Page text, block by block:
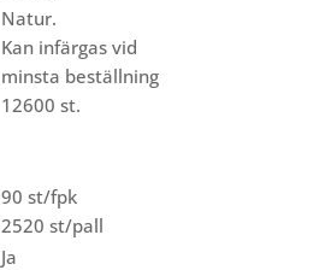
Natur.
Kan infärgas vid
minsta beställning
12600 st.
90 st/fpk
2520 st/pall
Ja